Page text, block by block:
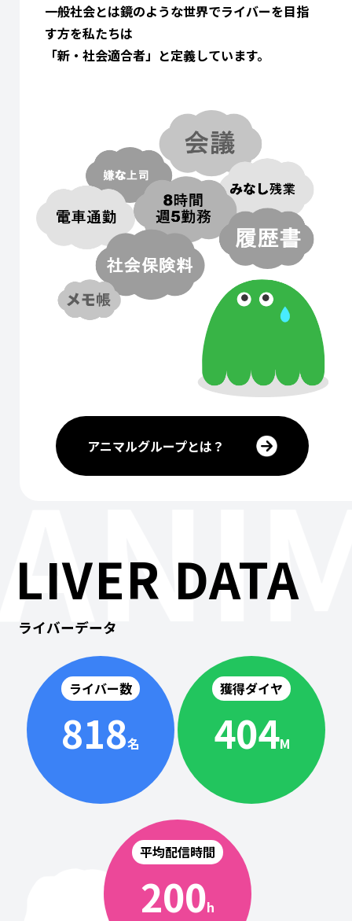
一般社会とは鏡のような世界でライバーを目指
す方を私たちは
「新・社会適合者」と定義しています。
アニマルグループとは？
LIVER DATA
ライバーデータ
ライバー数
818名
獲得ダイヤ
404M
平均配信時間
200h